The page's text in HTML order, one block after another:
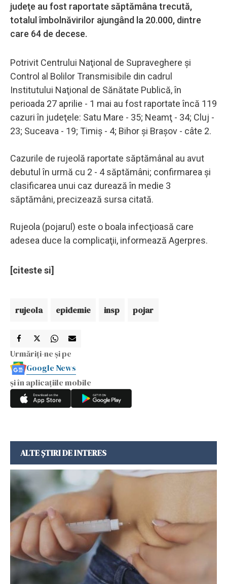
judeţe au fost raportate săptămâna trecută,
totalul îmbolnăvirilor ajungând la 20.000, dintre
care 64 de decese.
Potrivit Centrului Naţional de Supraveghere şi
Control al Bolilor Transmisibile din cadrul
Institutului Naţional de Sănătate Publică, în
perioada 27 aprilie - 1 mai au fost raportate încă 119
cazuri în judeţele: Satu Mare - 35; Neamţ - 34; Cluj -
23; Suceava - 19; Timiş - 4; Bihor şi Braşov - câte 2.
Cazurile de rujeolă raportate săptămânal au avut
debutul în urmă cu 2 - 4 săptămâni; confirmarea şi
clasificarea unui caz durează în medie 3
săptămâni, precizează sursa citată.
Rujeola (pojarul) este o boala infecţioasă care
adesea duce la complicaţii, informează Agerpres.
[citeste si]
rujeola epidemie insp pojar
Urmăriți-ne și pe
Google News
și în aplicațiile mobile
ALTE ȘTIRI DE INTERES